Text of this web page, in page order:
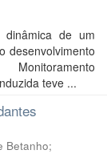
de um
desenvolvimento
teve ...
Betanho;